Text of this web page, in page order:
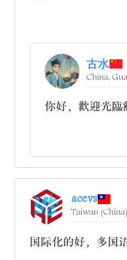
古水
China,
你好，歡迎光臨
acevs
Taiwan
国际化的好，多国